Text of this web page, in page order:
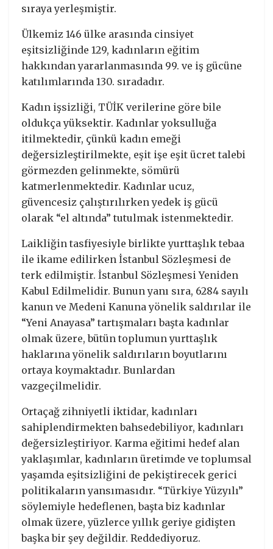
sıraya yerleşmiştir.
Ülkemiz 146 ülke arasında cinsiyet
eşitsizliğinde 129, kadınların eğitim
hakkından yararlanmasında 99. ve iş gücüne
katılımlarında 130. sıradadır.
Kadın işsizliği, TÜİK verilerine göre bile
oldukça yüksektir. Kadınlar yoksulluğa
itilmektedir, çünkü kadın emeği
değersizleştirilmekte, eşit işe eşit ücret talebi
görmezden gelinmekte, sömürü
katmerlenmektedir. Kadınlar ucuz,
güvencesiz çalıştırılırken yedek iş gücü
olarak “el altında” tutulmak istenmektedir.
Laikliğin tasfiyesiyle birlikte yurttaşlık tebaa
ile ikame edilirken İstanbul Sözleşmesi de
terk edilmiştir. İstanbul Sözleşmesi Yeniden
Kabul Edilmelidir. Bunun yanı sıra, 6284 sayılı
kanun ve Medeni Kanuna yönelik saldırılar ile
“Yeni Anayasa” tartışmaları başta kadınlar
olmak üzere, bütün toplumun yurttaşlık
haklarına yönelik saldırıların boyutlarını
ortaya koymaktadır. Bunlardan
vazgeçilmelidir.
Ortaçağ zihniyetli iktidar, kadınları
sahiplendirmekten bahsedebiliyor, kadınları
değersizleştiriyor. Karma eğitimi hedef alan
yaklaşımlar, kadınların üretimde ve toplumsal
yaşamda eşitsizliğini de pekiştirecek gerici
politikaların yansımasıdır. “Türkiye Yüzyılı”
söylemiyle hedeflenen, başta biz kadınlar
olmak üzere, yüzlerce yıllık geriye gidişten
başka bir şey değildir. Reddediyoruz.